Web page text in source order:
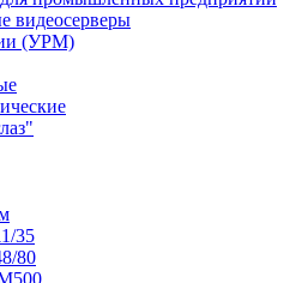
видеосерверы
(УРМ)
35
80